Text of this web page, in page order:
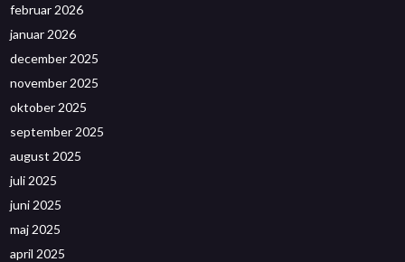
februar 2026
januar 2026
december 2025
november 2025
oktober 2025
september 2025
august 2025
juli 2025
juni 2025
maj 2025
april 2025